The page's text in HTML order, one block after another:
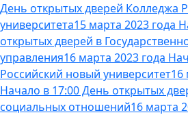
День открытых дверей Колледжа
университета15 марта 2023 года
открытых дверей в
управления16 марта 2023 года
Российский новый университет16
Начало в 17:00 День открытых
социальных отношений16 марта